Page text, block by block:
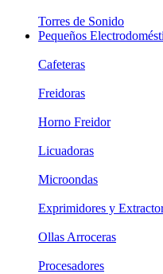
Torres de Sonido
Pequeños
Cafeteras
Freidoras
Horno Freidor
Licuadoras
Microondas
Exprimidores y
Ollas Arroceras
Procesadores